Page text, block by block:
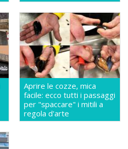
Aprire le cozze, mica
facile: ecco tutti i passaggi
per "spaccare" i mitili a
regola d'arte